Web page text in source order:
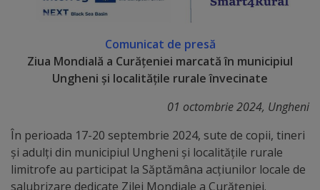
Deținători
ai
„Merite
pentru
Comunicat de presă
Ziua Mondială a Curățeniei marcată în municipiul
Ungheni și localitățile rurale învecinate
01 octombrie 2024, Ungheni
În perioada 17-20 septembrie 2024, sute de copii, tineri
și adulți din municipiul Ungheni și localitățile rurale
limitrofe au participat la Săptămâna acțiunilor locale de
salubrizare dedicate Zilei Mondiale a Curățeniei.